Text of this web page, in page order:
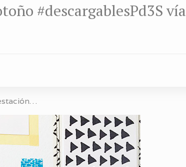
#descargablesPd3S vía